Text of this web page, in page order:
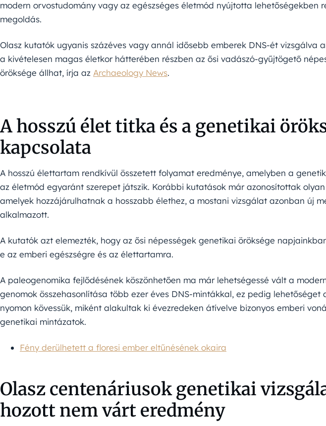
modern orvostudomány vagy az egészséges életmód nyújtotta lehetőségekben
megoldás.
Olasz kutatók ugyanis százéves vagy annál idősebb emberek DNS-ét vizsgálva
a kivételesen magas életkor hátterében részben az ősi vadászó-gyűjtögető
öröksége állhat, írja az Archaeology News.
A hosszú élet titka és a genetikai
kapcsolata
A hosszú élettartam rendkívül összetett folyamat eredménye, amelyben a
az életmód egyaránt szerepet játszik. Korábbi kutatások már azonosítottak
amelyek hozzájárulhatnak a hosszabb élethez, a mostani vizsgálat azonban új
alkalmazott.
A kutatók azt elemezték, hogy az ősi népességek genetikai öröksége
e az emberi egészségre és az élettartamra.
A paleogenomika fejlődésének köszönhetően ma már lehetségessé vált a
genomok összehasonlítása több ezer éves DNS-mintákkal, ez pedig lehetőséget
nyomon kövessük, miként alakultak ki évezredeken átívelve bizonyos emberi
genetikai mintázatok.
Fény derülhetett a floresi ember eltűnésének okaira
Olasz centenáriusok genetikai
hozott nem várt eredmény